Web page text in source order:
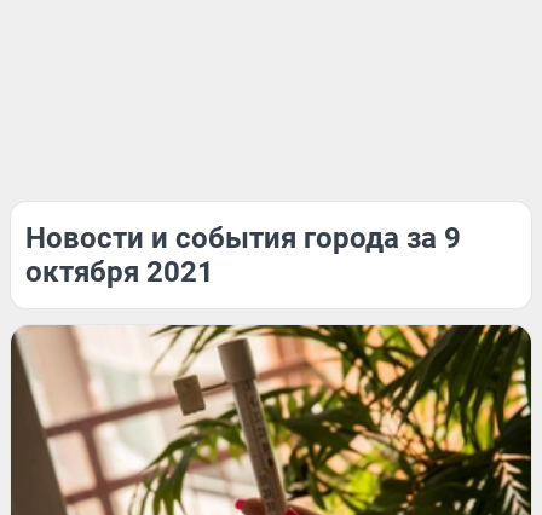
Новости и события города за 9
октября 2021